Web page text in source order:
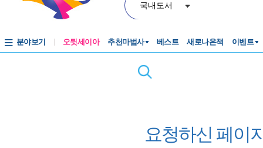
국내도서
분야보기 오뒷세이아 추천마법사 베스트 새로나온책 이벤트
요청하신 페이